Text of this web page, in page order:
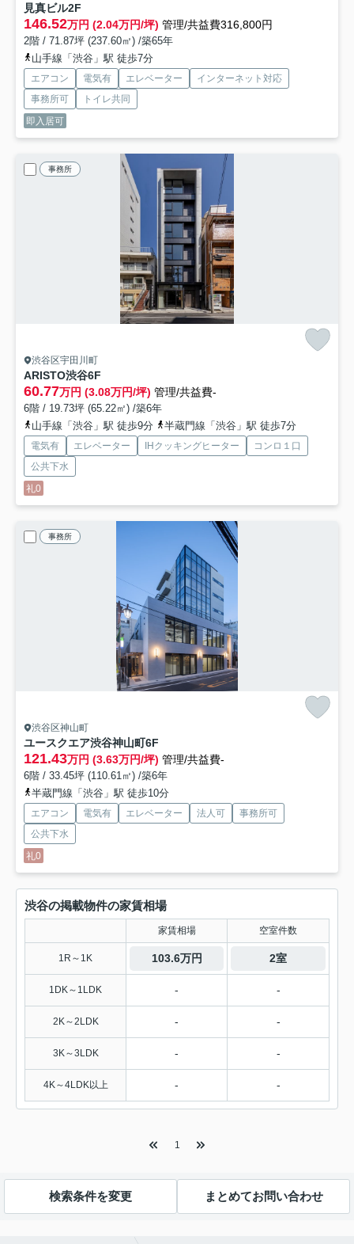
見真ビル2F
146.52万円 (2.04万円/坪) 管理/共益費316,800円
2階 / 71.87坪 (237.60㎡) /築65年
山手線「渋谷」駅 徒歩7分
エアコン 電気有 エレベーター
インターネット対応
事務所可
トイレ共同
即入居可
事務所
渋谷区宇田川町
ARISTO渋谷6F
60.77万円 (3.08万円/坪) 管理/共益費-
6階 / 19.73坪 (65.22㎡) /築6年
山手線「渋谷」駅 徒歩9分
半蔵門線「渋谷」駅 徒歩7分
電気有 エレベーター IHクッキングヒーター
コンロ１口
公共下水
礼0
事務所
渋谷区神山町
ユースクエア渋谷神山町6F
121.43万円 (3.63万円/坪) 管理/共益費-
6階 / 33.45坪 (110.61㎡) /築6年
半蔵門線「渋谷」駅 徒歩10分
エアコン 電気有 エレベーター 法人可
事務所可
公共下水
礼0
渋谷の掲載物件の家賃相場
家賃相場 空室件数
1R～1K 103.6万円 2室
1DK～1LDK - -
2K～2LDK - -
3K～3LDK - -
4K～4LDK以上 - -
1
検索条件を変更 まとめてお問い合わせ